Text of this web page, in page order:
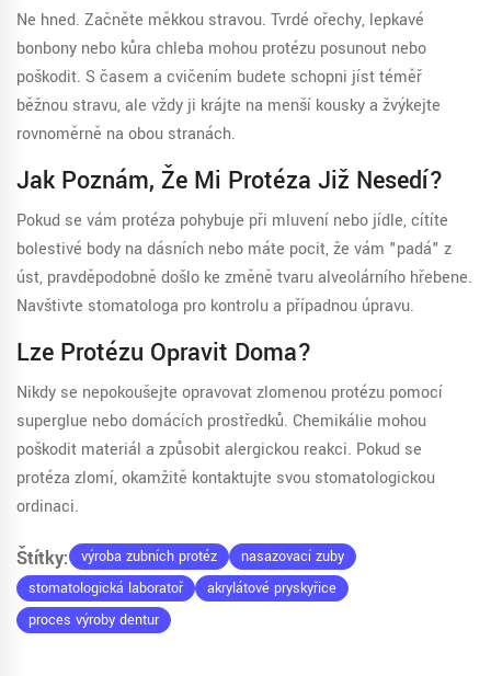
Ne hned. Začněte měkkou stravou. Tvrdé ořechy, lepkavé
bonbony nebo kůra chleba mohou protézu posunout nebo
poškodit. S časem a cvičením budete schopni jíst téměř
běžnou stravu, ale vždy ji krájte na menší kousky a žvýkejte
rovnoměrně na obou stranách.
Jak Poznám, Že Mi Protéza Již Nesedí?
Pokud se vám protéza pohybuje při mluvení nebo jídle, cítíte
bolestivé body na dásních nebo máte pocit, že vám "padá" z
úst, pravděpodobně došlo ke změně tvaru alveolárního hřebene.
Navštivte stomatologa pro kontrolu a případnou úpravu.
Lze Protézu Opravit Doma?
Nikdy se nepokoušejte opravovat zlomenou protézu pomocí
superglue nebo domácích prostředků. Chemikálie mohou
poškodit materiál a způsobit alergickou reakci. Pokud se
protéza zlomí, okamžitě kontaktujte svou stomatologickou
ordinaci.
Štítky: výroba zubních protéz
nasazovací zuby
stomatologická laboratoř
akrylátové pryskyřice
proces výroby dentur